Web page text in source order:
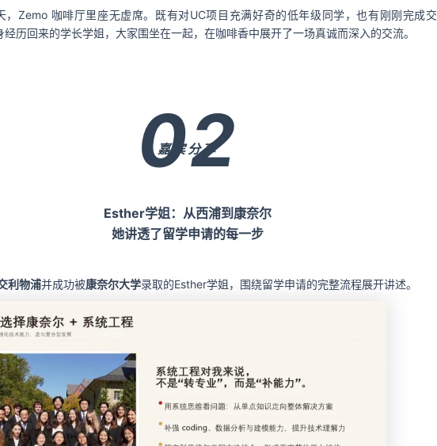
，Zemo 咖啡厅里座无虚席。既有对UC项目充满好奇的低年级同学，也有刚刚完成交
经历回来的学长学姐，大家围坐在一起，在咖啡香中展开了一场真诚而深入的交流。
嘉宾分享
02
Esther学姐：从西浦到康奈尔
她讲透了留学申请的每一步
利物浦并成功被康奈尔大学录取的Esther学姐，围绕留学申请的完整流程展开讲述。